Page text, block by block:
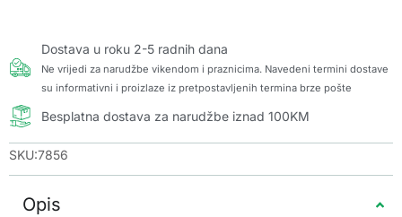
Dostava u roku 2-5 radnih dana
Ne vrijedi za narudžbe vikendom i praznicima. Navedeni termini dostave
su informativni i proizlaze iz pretpostavljenih termina brze pošte
Besplatna dostava za narudžbe iznad 100KM
SKU:7856
Opis